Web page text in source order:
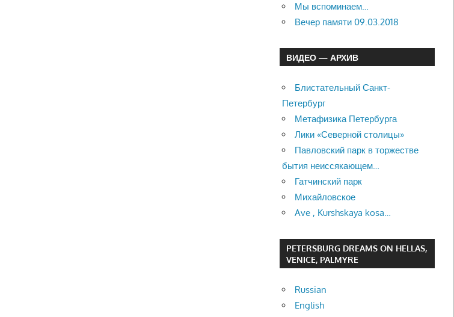
Мы вспоминаем…
Вечер памяти 09.03.2018
ВИДЕО — АРХИВ
Блистательный Санкт-
Петербург
Метафизика Петербурга
Лики «Северной столицы»
Павловский парк в торжестве
бытия неиссякающем…
Гатчинский парк
Михайловское
Ave , Kurshskaya kosa…
PETERSBURG DREAMS ON HELLAS,
VENICE, PALMYRE
Russian
English